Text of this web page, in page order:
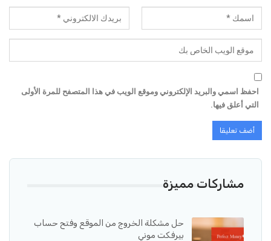
احفظ اسمي والبريد الإلكتروني وموقع الويب في هذا المتصفح للمرة الأولى
التي أعلق فيها.
مشاركات مميزة
حل مشكلة الخروج من الموقع وفتح حساب
بيرفكت موني